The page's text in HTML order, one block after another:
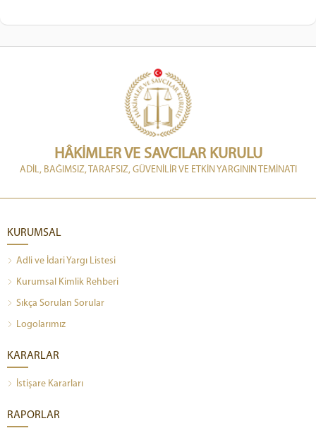
HÂKİMLER VE SAVCILAR KURULU
ADİL, BAĞIMSIZ, TARAFSIZ, GÜVENİLİR VE ETKİN YARGININ TEMİNATI
KURUMSAL
Adli ve İdari Yargı Listesi
Kurumsal Kimlik Rehberi
Sıkça Sorulan Sorular
Logolarımız
KARARLAR
İstişare Kararları
RAPORLAR